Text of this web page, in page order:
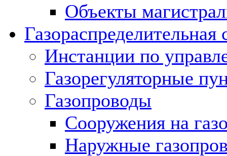
Объекты
Газораспределительная
Инстанции по
Газорегуляторные
Газопроводы
Сооружения на
Наружные